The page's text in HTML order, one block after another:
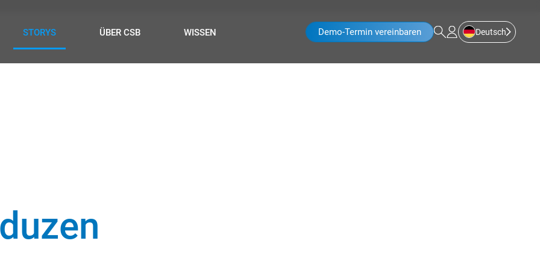
STORYS ÜBER CSB WISSEN Demo-Termin vereinbaren Deutsch